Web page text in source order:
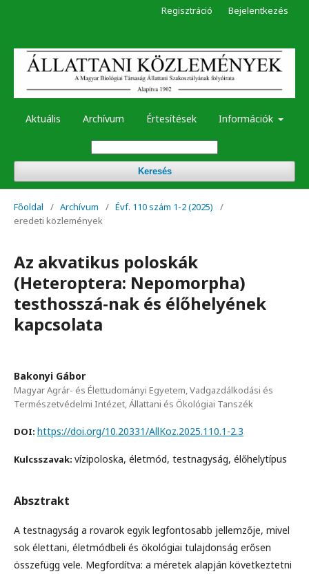
Aktuális Archívum Értesítések Információk
Keresés
Regisztráció Bejelentkezés
Főoldal / Archívum / Évf. 110 szám 1-2 (2025)
/
eredeti közlemények
Az akvatikus poloskák
(Heteroptera: Nepomorpha)
testhosszá-nak és élőhelyének
kapcsolata
Bakonyi Gábor
Magyar Agrár- és Élettudományi Egyetem, Vadgazdálkodási és
Természetvédelmi Intézet, Állattani és Ökológiai Tanszék
DOI: https://doi.org/10.20331/AllKoz.2025.110.1-2.3
Kulcsszavak: vízipoloska, életmód, testnagyság, élőhelytípus
Absztrakt
A testnagyság a rovarok egyik legfontosabb jellemzője, mivel
sok élettani, életmódbeli és ökológiai tulajdonság erősen
összefügg vele. Megfordítva: a méretek alapján következtetni